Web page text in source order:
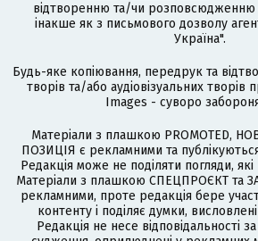
відтворенню та/чи розповсюдженню
інакше як з письмового дозволу
Україна".
Будь-яке копіювання, передрук та
творів та/або аудіовізуальних творів
Images - суворо
Матеріали з плашкою PROMOTED,
ПОЗИЦІЯ є рекламними та
Редакція може не поділяти погляди,
Матеріали з плашкою СПЕЦПРОЄКТ та
рекламними, проте редакція бере
контенту і поділяє думки,
Редакція не несе відповідальності